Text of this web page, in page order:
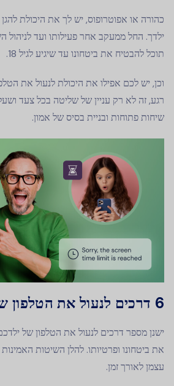
כהורה או אפוטרופוס, יש לך את היכולת
ילדך. החל ממעקב אחר פעילותו ועד לניהול
תוכל להבטיח את ביטחונו עד שיגיע לגיל 18.
וכן, יש לכם אפילו את היכולת לנעול את
רגע, זה לא רק עניין של שליטה בכל צעד
שיחות פתוחות ובניית בסיס של אמון.
6 דרכים לנעול את הטלפון של ילדכם מרחוק
ישנן מספר דרכים לנעול את הטלפון של
את ביטחונו ופרטיותו. להלן השיטות
עצמן לאורך זמן.